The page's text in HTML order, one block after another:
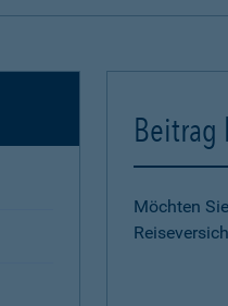
Beitrag
Möchten